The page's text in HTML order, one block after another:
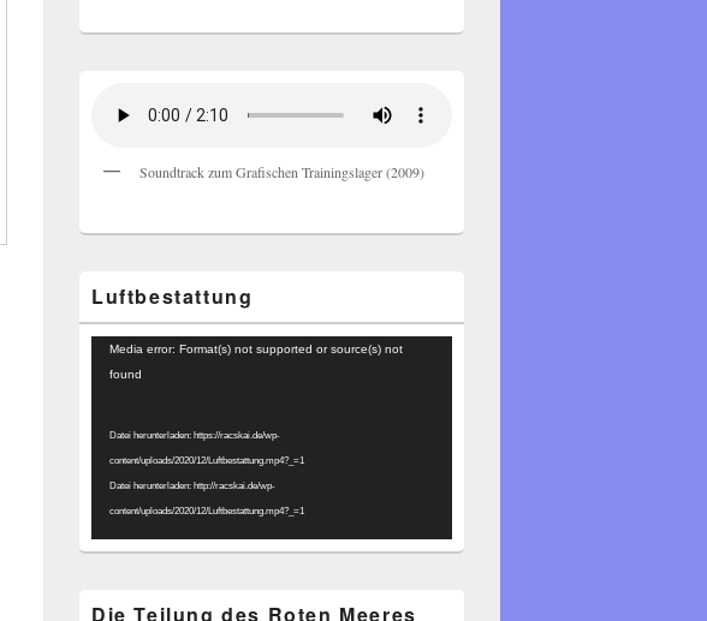
Soundtrack zum Grafischen Trainingslager (2009)
Luftbestattung
Video-
Player
Media error: Format(s) not supported or source(s) not
found
Datei herunterladen: https://racskai.de/wp-
content/uploads/2020/12/Luftbestattung.mp4?_=1
Datei herunterladen: http://racskai.de/wp-
content/uploads/2020/12/Luftbestattung.mp4?_=1
Die Teilung des Roten Meeres